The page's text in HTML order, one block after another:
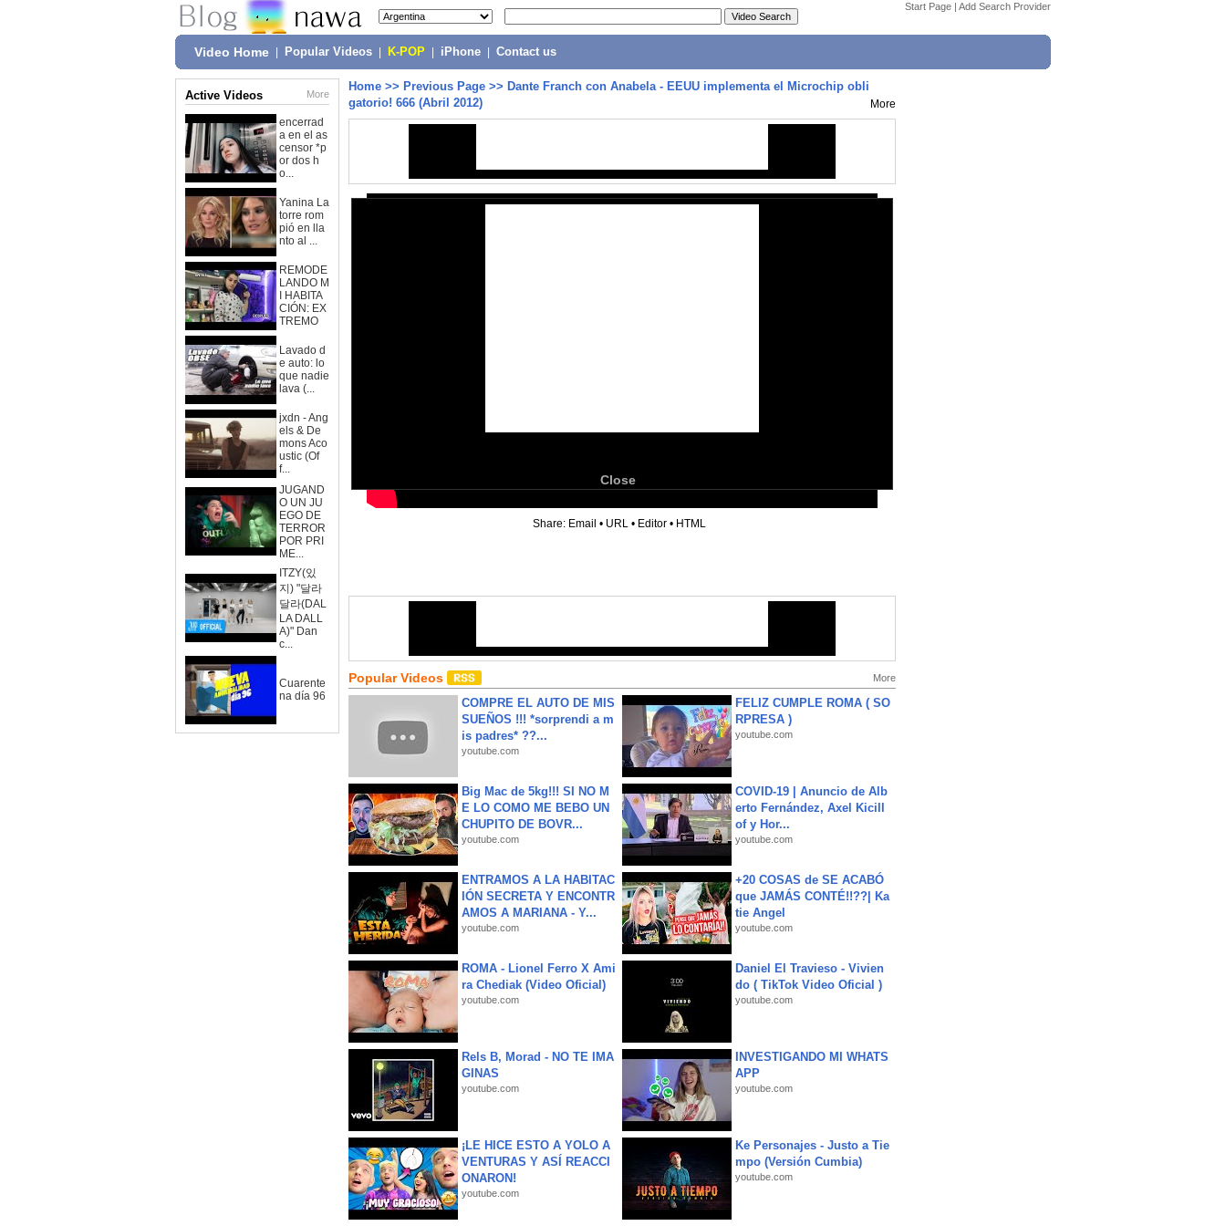
Start Page | Add Search Provider
Video Home Popular Videos K-POP iPhone Contact us
Active Videos More
encerrad
a en el as
censor *p
or dos h
o...
Yanina La
torre rom
pió en lla
nto al ...
REMODE
LANDO M
I HABITA
CIÓN: EX
TREMO
Lavado d
e auto: lo
que nadie
lava (...
jxdn - Ang
els & De
mons Aco
ustic (Of
f...
JUGAND
O UN JU
EGO DE
TERROR
POR PRI
ME...
ITZY(있
지) "달라
달라(DAL
LA DALL
A)" Dan
c...
Cuarente
na día 96
Home >> Previous Page >> Dante Franch con Anabela - EEUU implementa el Microchip obli
gatorio! 666 (Abril 2012)
More
Close
Share: Email • URL • Editor • HTML
Popular Videos More
COMPRE EL AUTO DE MIS
SUEÑOS !!! *sorprendi a m
is padres* ??...
youtube.com
FELIZ CUMPLE ROMA ( SO
RPRESA )
youtube.com
Big Mac de 5kg!!! SI NO M
E LO COMO ME BEBO UN
CHUPITO DE BOVR...
youtube.com
COVID-19 | Anuncio de Alb
erto Fernández, Axel Kicill
of y Hor...
youtube.com
ENTRAMOS A LA HABITAC
IÓN SECRETA Y ENCONTR
AMOS A MARIANA - Y...
youtube.com
+20 COSAS de SE ACABÓ
que JAMÁS CONTÉ!!??| Ka
tie Angel
youtube.com
ROMA - Lionel Ferro X Ami
ra Chediak (Video Oficial)
youtube.com
Daniel El Travieso - Vivien
do ( TikTok Video Oficial )
youtube.com
Rels B, Morad - NO TE IMA
GINAS
youtube.com
INVESTIGANDO MI WHATS
APP
youtube.com
¡LE HICE ESTO A YOLO A
VENTURAS Y ASÍ REACCI
ONARON!
youtube.com
Ke Personajes - Justo a Tie
mpo (Versión Cumbia)
youtube.com